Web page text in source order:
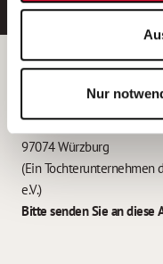
Nur
Betreiber der
Garitz
Kantstraße 45a
97074 Würzburg
(Ein Tochterunternehmen
e.V.)
Bitte senden Sie an diese